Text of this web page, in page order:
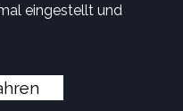
eingestellt und